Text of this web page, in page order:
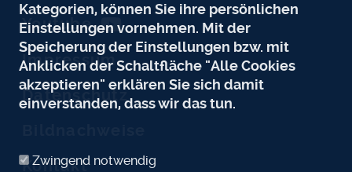
Youtube
Impressum
Datenschutz
Kontakt
Kategorien, können Sie ihre persönlichen
Einstellungen vornehmen. Mit der
Speicherung der Einstellungen bzw. mit
Anklicken der Schaltfläche "Alle Cookies
akzeptieren" erklären Sie sich damit
einverstanden, dass wir das tun.
Zwingend notwendig